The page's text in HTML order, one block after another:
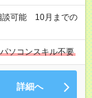
談可能 10月までの
パソコンスキル不要
詳細へ